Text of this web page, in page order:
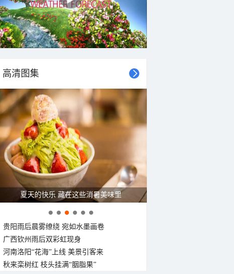
<3级 <3级 <3级 <3级
高清图集
夏天的快乐 藏在这些消暑美味里
贵阳雨后晨雾缭绕 宛如水墨画卷
广西钦州雨后双彩虹现身
河南洛阳“花海”上线 美景引客来
秋来栾树红 枝头挂满“胭脂果”